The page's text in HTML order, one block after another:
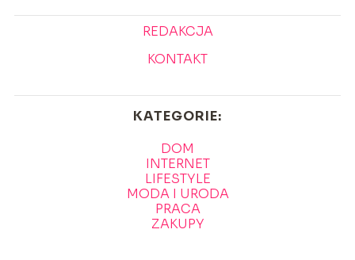
REDAKCJA
KONTAKT
KATEGORIE:
DOM
INTERNET
LIFESTYLE
MODA I URODA
PRACA
ZAKUPY